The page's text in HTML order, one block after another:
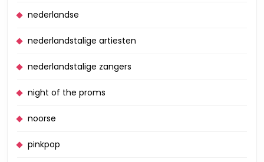
nederlandse
nederlandstalige artiesten
nederlandstalige zangers
night of the proms
noorse
pinkpop